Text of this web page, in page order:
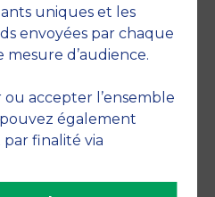
uniques et les
envoyées par chaque
mesure d’audience.
accepter l’ensemble
pouvez également
finalité via